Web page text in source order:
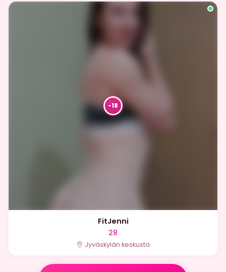
FitJenni
28
Jyväskylän keskusta